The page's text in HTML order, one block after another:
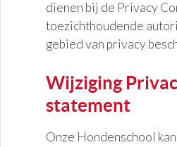
dienen bij de Privacy
toezichthoudende
gebied van privacy
Wijziging
statement
Onze Hondenschool